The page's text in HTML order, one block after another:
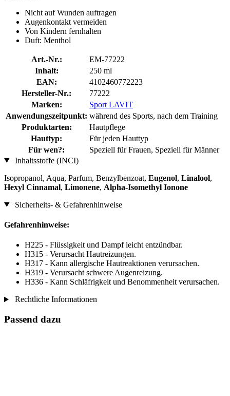
Nicht auf Wunden auftragen
Augenkontakt vermeiden
Von Kindern fernhalten
Duft: Menthol
Art.-Nr.:
EM-77222
Inhalt:
250 ml
EAN:
4102460772223
Hersteller-Nr.:
77222
Marken:
Sport LAVIT
Anwendungszeitpunkt: während des Sports, nach dem Training
Produktarten:
Hautpflege
Hauttyp:
Für jeden Hauttyp
Für wen?:
Speziell für Frauen, Speziell für Männer
Inhaltsstoffe (INCI)
Isopropanol, Aqua, Parfum, Benzylbenzoat, Eugenol, Linalool,
Hexyl Cinnamal, Limonene, Alpha-Isomethyl Ionone
Sicherheits- & Gefahrenhinweise
Gefahrenhinweise:
H225 - Flüssigkeit und Dampf leicht entzündbar.
H315 - Verursacht Hautreizungen.
H317 - Kann allergische Hautreaktionen verursachen.
H319 - Verursacht schwere Augenreizung.
H336 - Kann Schläfrigkeit und Benommenheit verursachen.
Rechtliche Informationen
Passend dazu